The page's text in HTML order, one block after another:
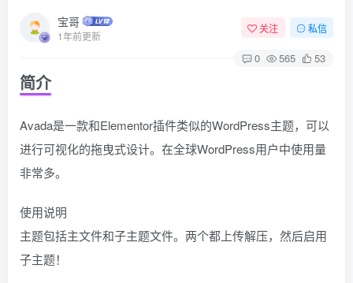
宝哥
1年前更新
关注 私信
0 565 53
简介
Avada是一款和Elementor插件类似的WordPress主题，可以
进行可视化的拖曳式设计。在全球WordPress用户中使用量
非常多。
使用说明
主题包括主文件和子主题文件。两个都上传解压，然后启用
子主题！